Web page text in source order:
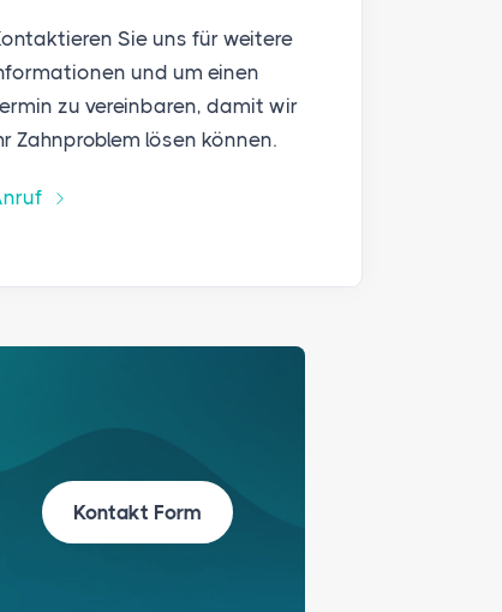
Sie uns für weitere
und um einen
zu vereinbaren, damit wir
Zahnproblem lösen können.
Kontakt Form